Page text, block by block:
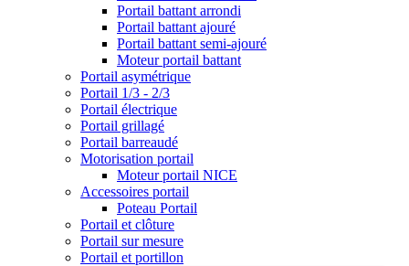
Portail battant arrondi
Portail battant ajouré
Portail battant semi-ajouré
Moteur portail battant
Portail asymétrique
Portail 1/3 - 2/3
Portail électrique
Portail grillagé
Portail barreaudé
Motorisation portail
Moteur portail NICE
Accessoires portail
Poteau Portail
Portail et clôture
Portail sur mesure
Portail et portillon